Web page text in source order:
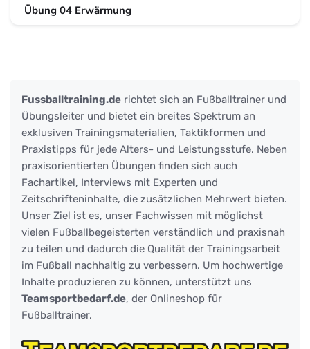
Übung 04 Erwärmung
Fussballtraining.de richtet sich an Fußballtrainer und
Übungsleiter und bietet ein breites Spektrum an
exklusiven Trainingsmaterialien, Taktikformen und
Praxistipps für jede Alters- und Leistungsstufe. Neben
praxisorientierten Übungen finden sich auch
Fachartikel, Interviews mit Experten und
Zeitschrifteninhalte, die zusätzlichen Mehrwert bieten.
Unser Ziel ist es, unser Fachwissen mit möglichst
vielen Fußballbegeisterten verständlich und praxisnah
zu teilen und dadurch die Qualität der Trainingsarbeit
im Fußball nachhaltig zu verbessern. Um hochwertige
Inhalte produzieren zu können, unterstützt uns
Teamsportbedarf.de, der Onlineshop für
Fußballtrainer.